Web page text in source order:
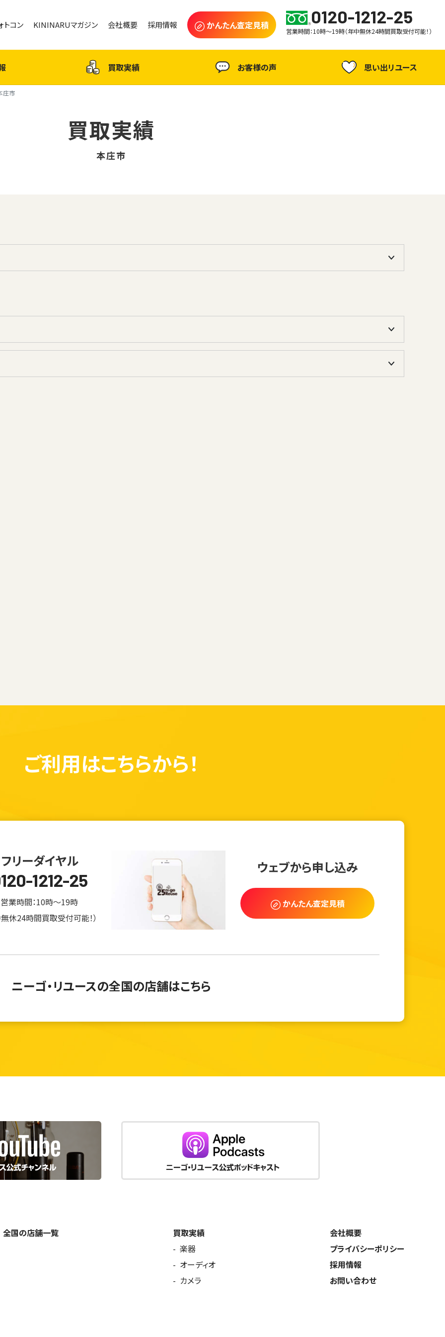
トコン KININARUマガジン 会社概要 採用情報 かんたん査定見積 0120-1212-25
営業時間：10時～19時（年中無休24時間買取受付可能！）
買取実績 お客様の声 思い出リユース
庄市
買取実績
本庄市
ご利用はこちらから！
フリーダイヤル
1212-25
営業時間：10時～19時
休24時間買取受付可能！）
ウェブから申し込み
かんたん査定見積
ニーゴ・リユースの全国の店舗はこちら
全国の店舗一覧
買取実績
楽器
オーディオ
カメラ
会社概要
プライバシーポリシー
採用情報
お問い合わせ